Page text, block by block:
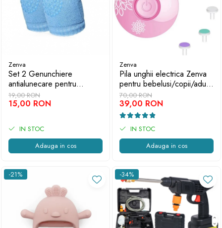
Zenva
Set 2 Genunchiere
antialunecare pentru
Bebelusi Zenva, Albastru
19,00 RON
15,00 RON
IN STOC
Adauga in cos
Zenva
Pila unghii electrica Zenva
pentru bebelusi/copii/adulti,
6 capete de schimb, roz
70,00 RON
39,00 RON
IN STOC
Adauga in cos
-21% -34%